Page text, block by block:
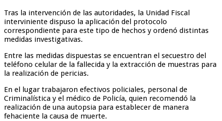
Tras la intervención de las autoridades, la Unidad Fiscal
interviniente dispuso la aplicación del protocolo
correspondiente para este tipo de hechos y ordenó distintas
medidas investigativas.
Entre las medidas dispuestas se encuentran el secuestro del
teléfono celular de la fallecida y la extracción de muestras para
la realización de pericias.
En el lugar trabajaron efectivos policiales, personal de
Criminalística y el médico de Policía, quien recomendó la
realización de una autopsia para establecer de manera
fehaciente la causa de muerte.